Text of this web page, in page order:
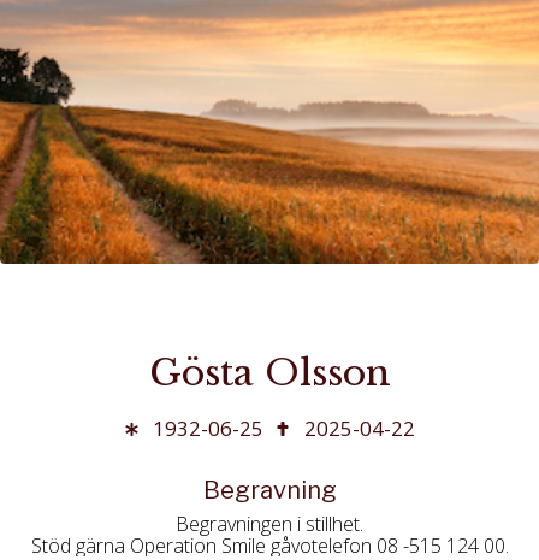
Gösta Olsson
1932-06-25 2025-04-22
Begravning
Begravningen i stillhet.
Stöd gärna Operation Smile gåvotelefon 08 -515 124 00.